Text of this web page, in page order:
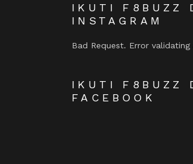
IKUTI F8BUZZ
INSTAGRAM
Bad Request. Error
IKUTI F8BUZZ
FACEBOOK